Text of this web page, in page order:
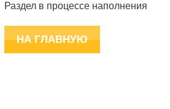
Раздел в процессе наполнения
НА ГЛАВНУЮ